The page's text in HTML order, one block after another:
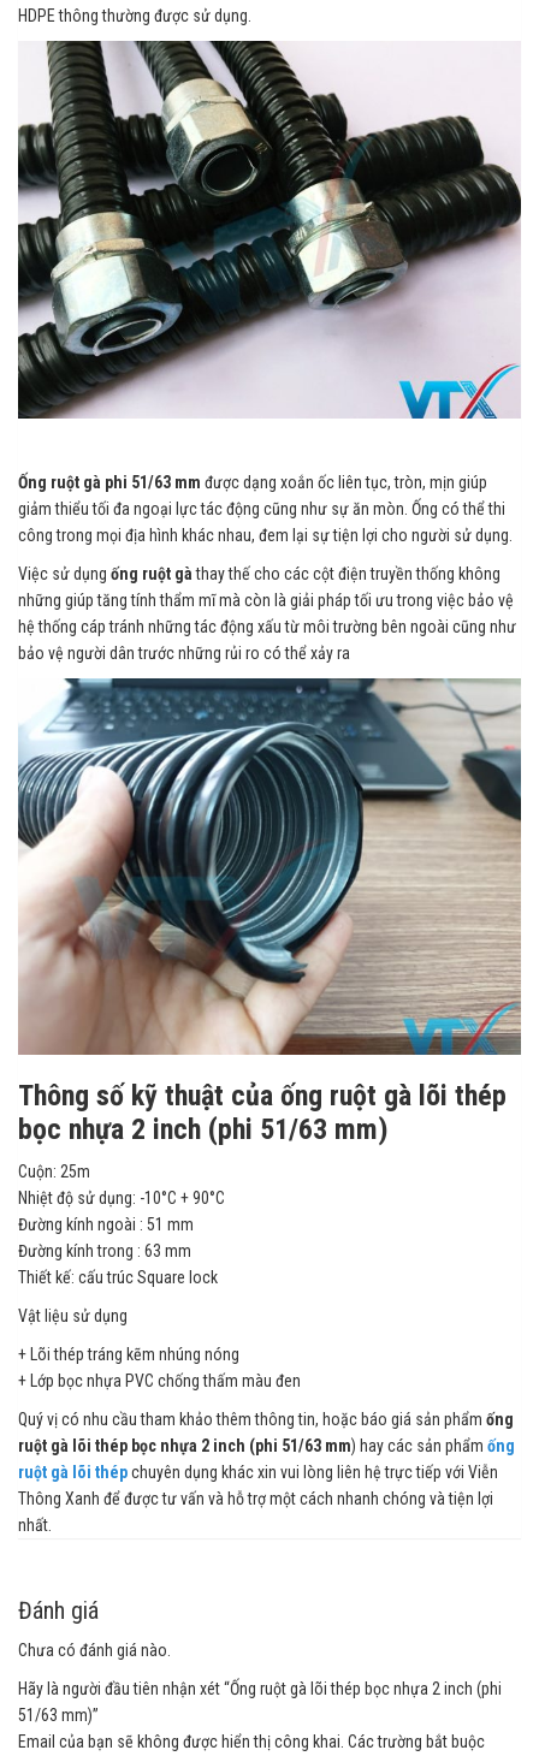
HDPE thông thường được sử dụng.
Ống ruột gà phi 51/63 mm được dạng xoắn ốc liên tục, tròn, mịn giúp
giảm thiểu tối đa ngoại lực tác động cũng như sự ăn mòn. Ống có thể thi
công trong mọi địa hình khác nhau, đem lại sự tiện lợi cho người sử dụng.
Việc sử dụng ống ruột gàthay thế cho các cột điện truyền thống không
những giúp tăng tính thẩm mĩ mà còn là giải pháp tối ưu trong việc bảo vệ
hệ thống cáp tránh những tác động xấu từ môi trường bên ngoài cũng như
bảo vệ người dân trước những rủi ro có thể xảy ra
Thông số kỹ thuật của ống ruột gà lõi thép
bọc nhựa 2 inch (phi 51/63 mm)
Cuộn: 25m
Nhiệt độ sử dụng: -10°C + 90°C
Đường kính ngoài : 51 mm
Đường kính trong : 63 mm
Thiết kế: cấu trúc Square lock
Vật liệu sử dụng
+ Lõi thép tráng kẽm nhúng nóng
+ Lớp bọc nhựa PVC chống thấm màu đen
Quý vị có nhu cầu tham khảo thêm thông tin, hoặc báo giá sản phẩm ống
ruột gà lõi thép bọc nhựa 2 inch (phi 51/63 mm) hay các sản phẩm ống
ruột gà lõi thépchuyên dụng khác xin vui lòng liên hệ trực tiếp với Viễn
Thông Xanh để được tư vấn và hỗ trợ một cách nhanh chóng và tiện lợi
nhất.
Đánh giá
Chưa có đánh giá nào.
Hãy là người đầu tiên nhận xét “Ống ruột gà lõi thép bọc nhựa 2 inch (phi
51/63 mm)”
Email của bạn sẽ không được hiển thị công khai. Các trường bắt buộc